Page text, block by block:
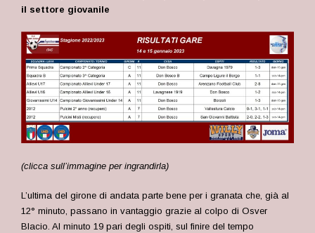
il settore giovanile
(clicca sull’immagine per ingrandirla)
L’ultima del girone di andata parte bene per i granata che, già al
12° minuto, passano in vantaggio grazie al colpo di Osver
Blacio. Al minuto 19 pari degli ospiti, sul finire del tempo